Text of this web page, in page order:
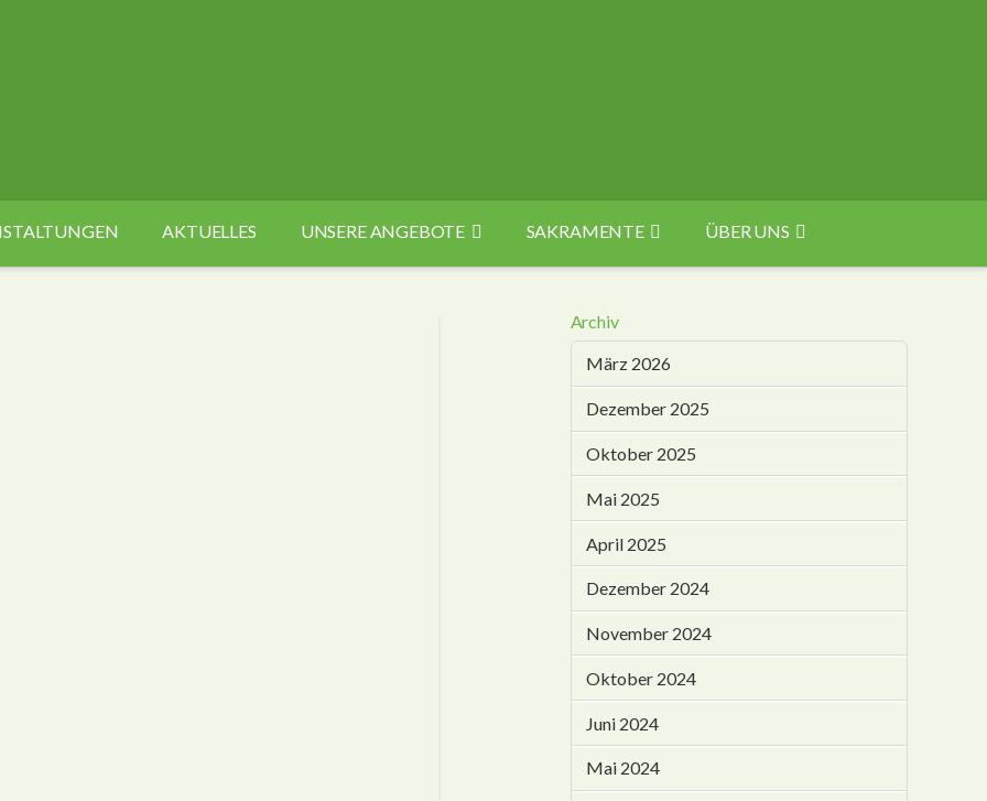
AKTUELLES UNSERE ANGEBOTE SAKRAMENTE ÜBER UNS
Archiv
März 2026
Dezember 2025
Oktober 2025
Mai 2025
April 2025
Dezember 2024
November 2024
Oktober 2024
Juni 2024
Mai 2024